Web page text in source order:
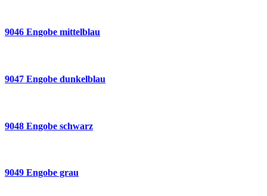
9046 Engobe mittelblau
9047 Engobe dunkelblau
9048 Engobe schwarz
9049 Engobe grau